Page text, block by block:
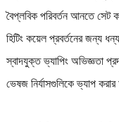
বৈপ্লবিক পরিবর্তন আনতে সেট
হিটিং কয়েল প্রবর্তনের জন্য
স্বাদযুক্ত ভ্যাপিং অভিজ্ঞতা
ভেষজ নির্যাসগুলিকে ভ্যাপ